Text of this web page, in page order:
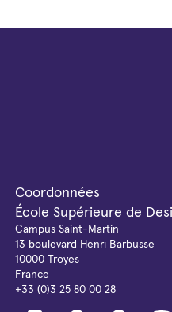
Coordonnées
École Supérieure de
Campus Saint-Martin
13 boulevard Henri Barbusse
10000 Troyes
France
+33 (0)3 25 80 00 28